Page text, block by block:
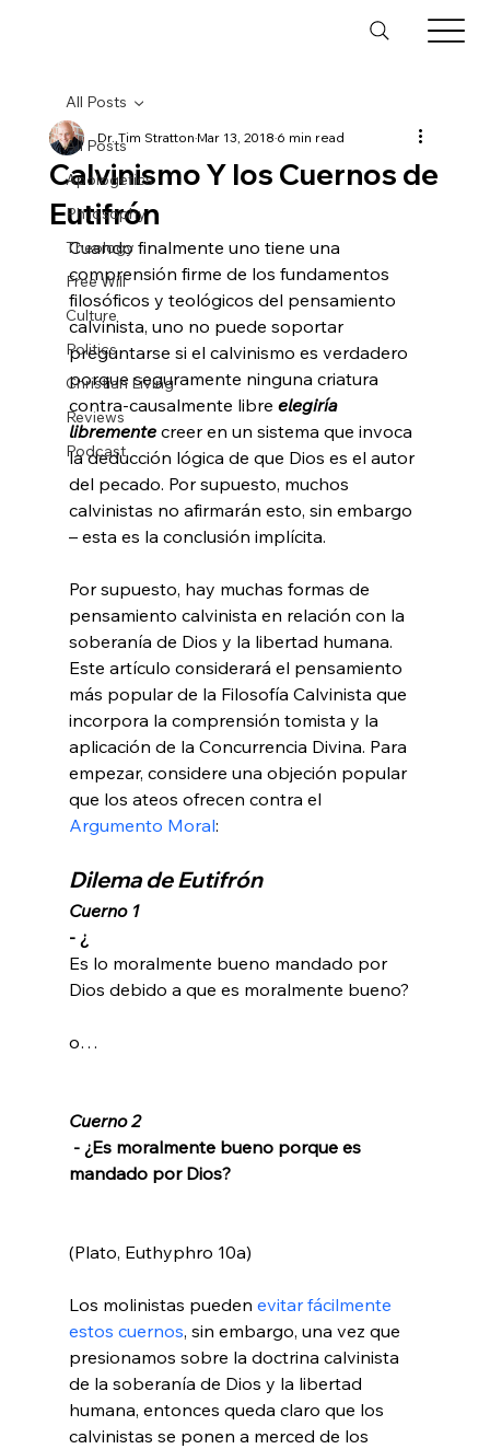
All Posts
Apologetics
Philosophy
Theology
Free Will
Culture
Politics
Christian Living
Reviews
Podcast
All Posts
Calvinismo Y los Cuernos de
Eutifrón
Dr. Tim StrattonMar 13, 20186 min read
Cuando finalmente uno tiene una
comprensión firme de los fundamentos
filosóficos y teológicos del pensamiento
calvinista, uno no puede soportar
preguntarse si el calvinismo es verdadero
porque seguramente ninguna criatura
contra-causalmente libre elegiría
libremente creer en un sistema que invoca
la deducción lógica de que Dios es el autor
del pecado. Por supuesto, muchos
calvinistas no afirmarán esto, sin embargo
– esta es la conclusión implícita.
Por supuesto, hay muchas formas de
pensamiento calvinista en relación con la
soberanía de Dios y la libertad humana.
Este artículo considerará el pensamiento
más popular de la Filosofía Calvinista que
incorpora la comprensión tomista y la
aplicación de la Concurrencia Divina. Para
empezar, considere una objeción popular
que los ateos ofrecen contra el
Argumento Moral
Dilema de Eutifrón
Cuerno 1
- ¿
Es lo moralmente bueno mandado por
Dios debido a que es moralmente bueno?
o…
Cuerno 2
mandado por Dios?
(Plato, Euthyphro 10a)
Los molinistas pueden evitar fácilmente
estos cuernos, sin embargo, una vez que
presionamos sobre la doctrina calvinista
de la soberanía de Dios y la libertad
humana, entonces queda claro que los
calvinistas se ponen a merced de los